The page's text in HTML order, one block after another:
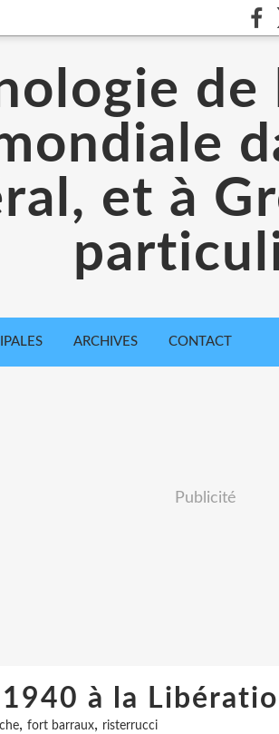
de
et à
ARCHIVES CONTACT
Publicité
à la
, fort barraux, risterrucci